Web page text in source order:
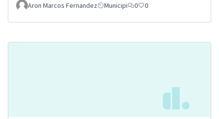
Aron Marcos Fernandez Municipi 0 0